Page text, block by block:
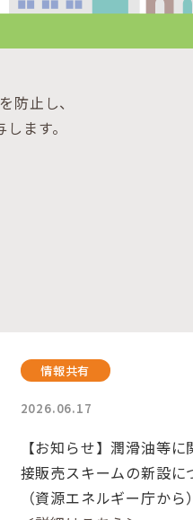
防止し、
ます。
情報共有
2026.06.17
【お知らせ】潤滑油等
接販売スキームの新設に
（資源エネルギー庁から）